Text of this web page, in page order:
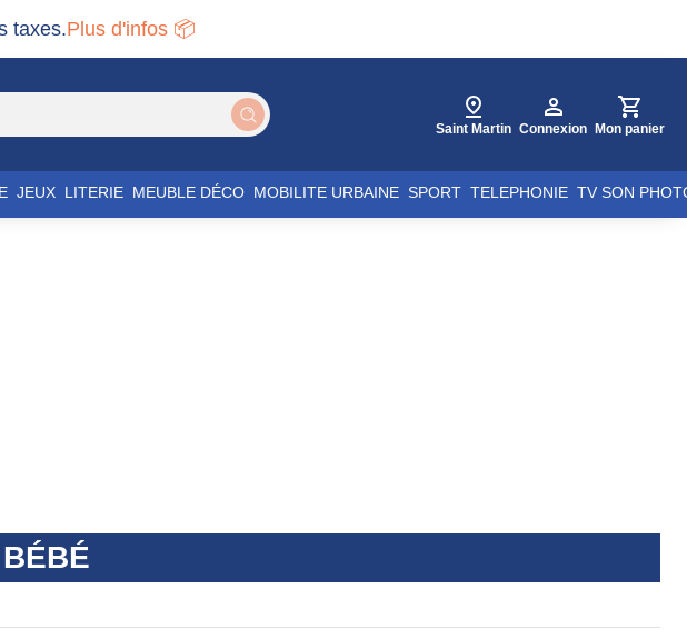
taxes.Plus d'infos 📦
Saint Martin Connexion Mon panier
JEUX LITERIE MEUBLE DÉCO MOBILITE URBAINE SPORT TELEPHONIE TV SON